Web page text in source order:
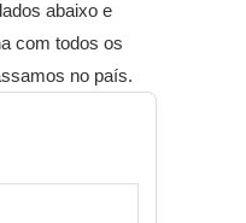
abaixo e
com todos os
no país.